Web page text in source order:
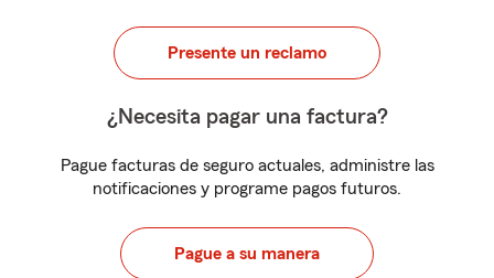
Presente un reclamo
¿Necesita pagar una factura?
Pague facturas de seguro actuales, administre las
notificaciones y programe pagos futuros.
Pague a su manera